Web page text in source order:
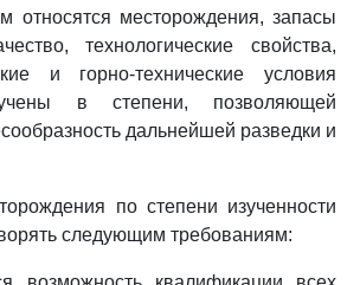
относятся месторождения, запасы
технологические свойства,
и горно-технические условия
в степени, позволяющей
дальнейшей разведки и
по степени изученности
следующим требованиям: